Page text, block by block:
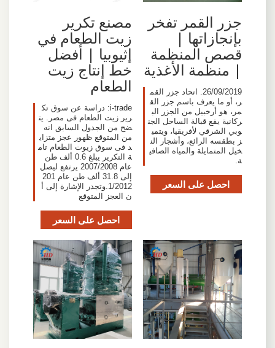
جزر القمر تفخر
بإنجازاتها |
قصص المنظمة
| منظمة الأغذية
26/09/2019. اتحاد جزر القم
ر، أو ما يعرف باسم جزر الق
مر، هو أرخبيل من الجزر الب
ركانية يقع قبالة الساحل الجن
وبي الشرقي لأفريقيا، ويتمي
ز بطقسه الرائع، وأشجار الن
خيل المتمايلة والمياه الصافي
ة.
احصل على السعر
مصنع تكرير
زيت الطعام في
إثيوبيا | أفضل
خط إنتاج زيت
الطعام
i-trade: دراسة عن سوق تك
رير زيت الطعام فى مصر. يت
ضح من الجدول السابق انه
من المتوقع ظهور عجز متزاي
د فى سوق زيوت الطعام تام
ة التكرير يبلغ 0.6 ألف طن
عام 2007/2008 يرتفع ليصل
إلى 31.8 ألف طن عام 201
1/2012.وتجدر الإشارة إلى أ
ن العجز المتوقع
احصل على السعر